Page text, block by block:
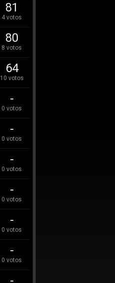
81
4 votos
80
8 votos
64
10 votos
-
0 votos
-
0 votos
-
0 votos
-
0 votos
-
0 votos
-
0 votos